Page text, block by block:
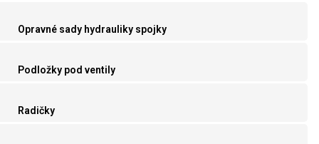
Opravné sady hydrauliky spojky
Podložky pod ventily
Radičky